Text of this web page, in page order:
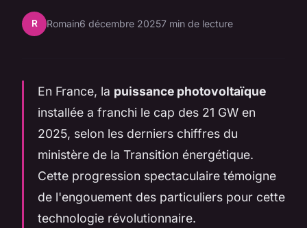
R Romain6 décembre 20257 min de lecture
En France, la puissance photovoltaïque
installée a franchi le cap des 21 GW en
2025, selon les derniers chiffres du
ministère de la Transition énergétique.
Cette progression spectaculaire témoigne
de l'engouement des particuliers pour cette
technologie révolutionnaire.